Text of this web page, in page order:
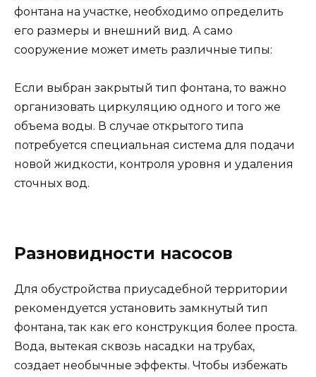
фонтана на участке, необходимо определить
его размеры и внешний вид. А само
сооружение может иметь различные типы:
Если выбран закрытый тип фонтана, то важно
организовать циркуляцию одного и того же
объема воды. В случае открытого типа
потребуется специальная система для подачи
новой жидкости, контроля уровня и удаления
сточных вод.
Разновидности насосов
Для обустройства приусадебной территории
рекомендуется установить замкнутый тип
фонтана, так как его конструкция более проста.
Вода, вытекая сквозь насадки на трубах,
создает необычные эффекты. Чтобы избежать